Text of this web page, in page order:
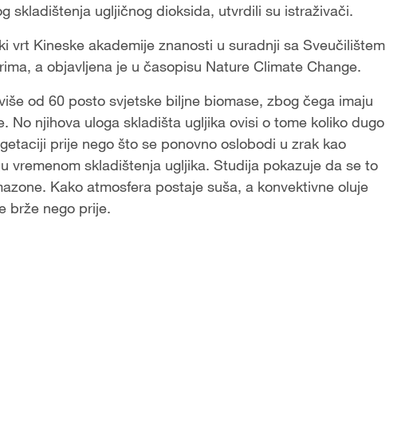
skladištenja ugljičnog dioksida, utvrdili su istraživači.
vrt Kineske akademije znanosti u suradnji sa Sveučilištem
a objavljena je u časopisu Nature Climate Change.
od 60 posto svjetske biljne biomase, zbog čega imaju
No njihova uloga skladišta ugljika ovisi o tome koliko dugo
prije nego što se ponovno oslobodi u zrak kao
vremenom skladištenja ugljika. Studija pokazuje da se to
Kako atmosfera postaje suša, a konvektivne oluje
brže nego prije.